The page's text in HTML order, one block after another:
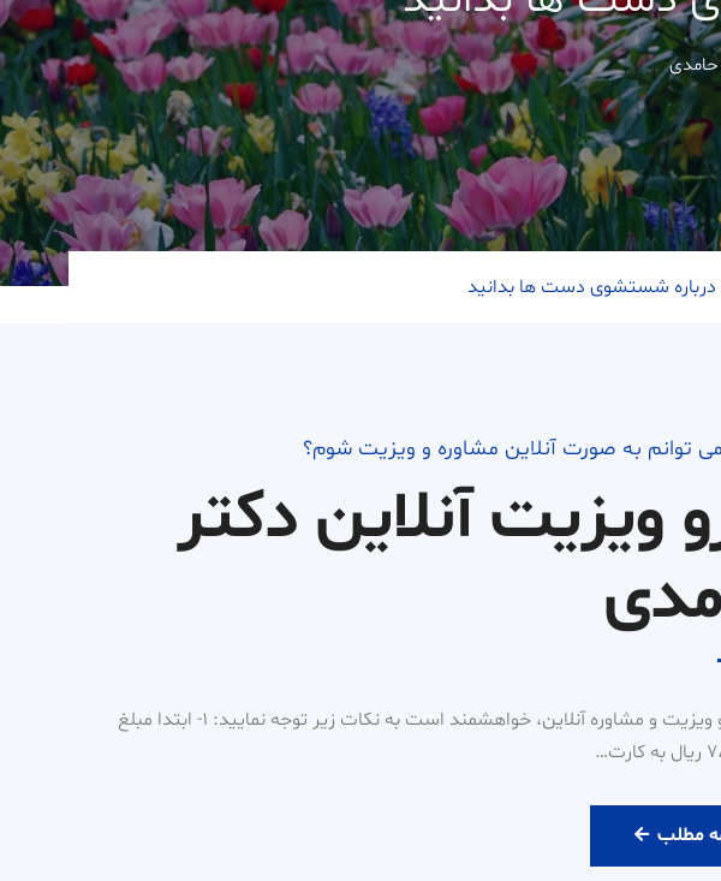
درباره شستشوی دست ها بدانید
توانم به صورت آنلاین مشاوره و ویزیت شوم؟
ویزیت آنلاین دکتر
برای رزرو ویزیت و مشاوره آنلاین، خواهشمند است به نکات زیر توجه نمایید: ۱- ابتدا مبلغ
مطلبرزرو
ویزیت